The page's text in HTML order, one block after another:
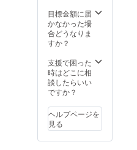
ク／ホ
ワイト
／レッ
グリー
ン／イ
エロー
／ネイ
バーガ
ン
ディー
／グ
目標金額に届
かなかった場
合どうなりま
すか？
支援で困った
時はどこに相
談したらいい
ですか？
ヘルプページを
見る